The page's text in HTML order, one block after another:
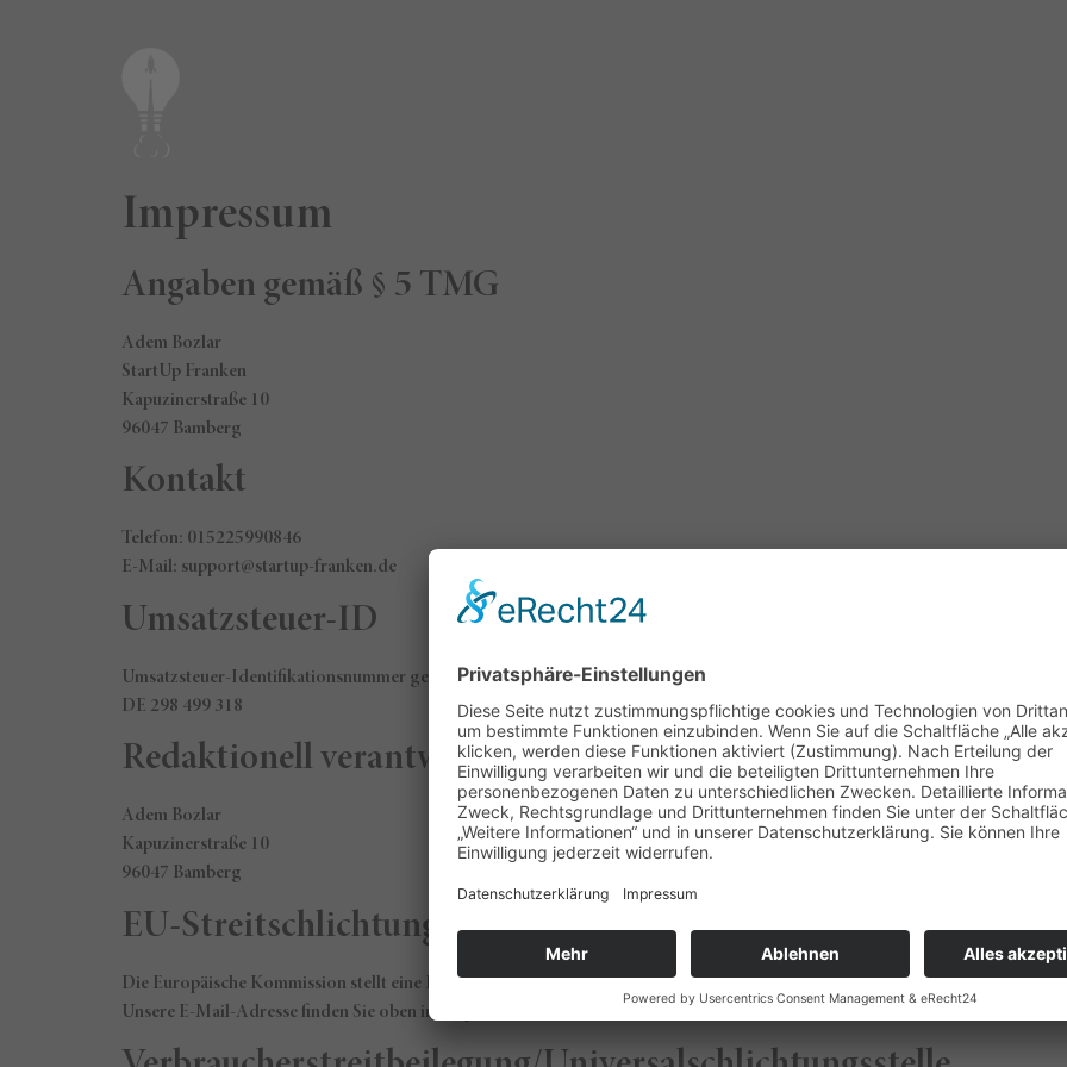
Impressum
Angaben gemäß § 5 TMG
Adem Bozlar
StartUp Franken
Kapuzinerstraße 10
96047 Bamberg
Kontakt
Telefon: 015225990846
E-Mail: support@startup-franken.de
Umsatzsteuer-ID
Umsatzsteuer-Identifikationsnummer gemäß § 27 a Umsatzsteuergesetz:
DE 298 499 318
Redaktionell verantwortlich
Adem Bozlar
Kapuzinerstraße 10
96047 Bamberg
EU-Streitschlichtung
Die Europäische Kommission stellt eine Plattform zur Online-Streitbeilegung (OS) bereit:https://ec.europa.eu/consumers/
Unsere E-Mail-Adresse finden Sie oben im Impressum.